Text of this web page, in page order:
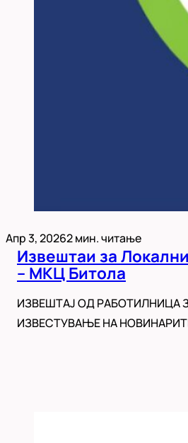
Апр 3, 20262 мин. читање
Извештаи за
– МКЦ Битола
ИЗВЕШТАЈ ОД РАБОТИЛНИЦА
ИЗВЕСТУВАЊЕ НА